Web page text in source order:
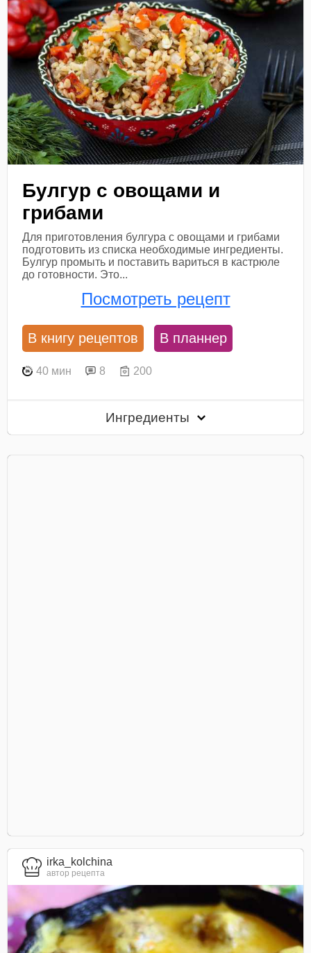
Булгур с овощами и
грибами
Для приготовления булгура с овощами и грибами
подготовить из списка необходимые ингредиенты.
Булгур промыть и поставить вариться в кастрюле
до готовности. Это...
Посмотреть рецепт
В книгу рецептов В планнер
40 мин 8 200
Ингредиенты
irka_kolchina
автор рецепта